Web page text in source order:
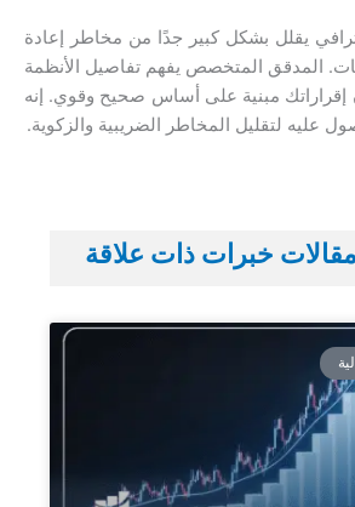
يقلل بشكل كبير جدًا من مخاطر إعادة
المدقق المتخصص يفهم تفاصيل الأنظمة
إقراراتك مبنية على أساس صحيح وقوي. إنه
عليه لتقليل المخاطر الضريبية والزكوية.
مقالات خبرات ذات علاقة